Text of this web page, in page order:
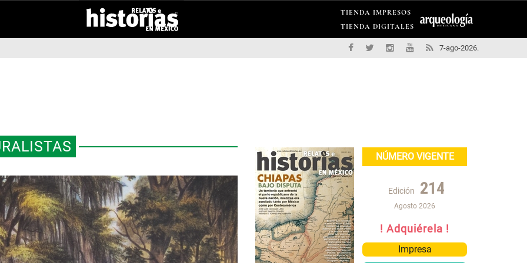
TIENDA IMPRESOS
TIENDA DIGITALES
7-ago-2026.
NÚMERO VIGENTE
Edición 214
Agosto 2026
! Adquiérela !
Impresa